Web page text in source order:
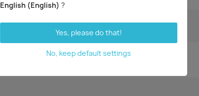
Aktuell keine Kunden-Kommentare
English (English) ?
Yes, please do that!
No, keep default settings